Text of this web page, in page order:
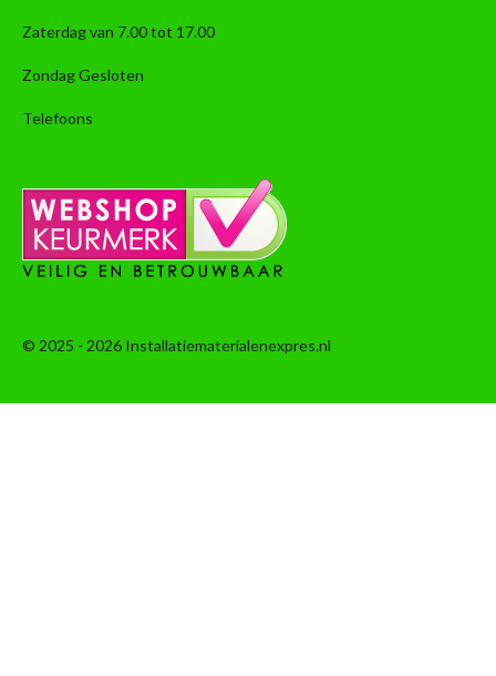
Zaterdag van 7.00 tot 17.00
Zondag Gesloten
Telefoons
© 2025 - 2026 Installatiematerialenexpres.nl